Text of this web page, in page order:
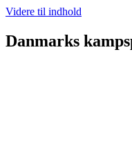
Videre til indhold
Danmarks